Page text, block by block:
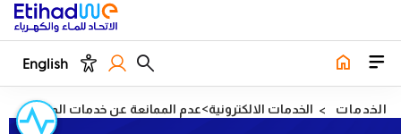
English
الخدمات الخدمات الالكترونية عدم الممانعة عن خدمات الماء